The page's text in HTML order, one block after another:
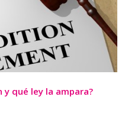
qué ley la ampara?